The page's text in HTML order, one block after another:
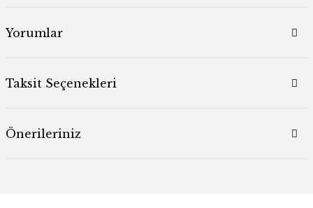
Yorumlar
Taksit Seçenekleri
Önerileriniz